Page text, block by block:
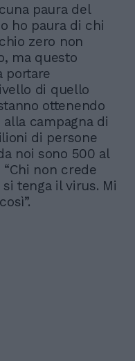
paura del
ho paura di chi
zero non
ma questo
portare
di quello
ottenendo
campagna di
di persone
noi sono 500 al
non crede
tenga il virus. Mi